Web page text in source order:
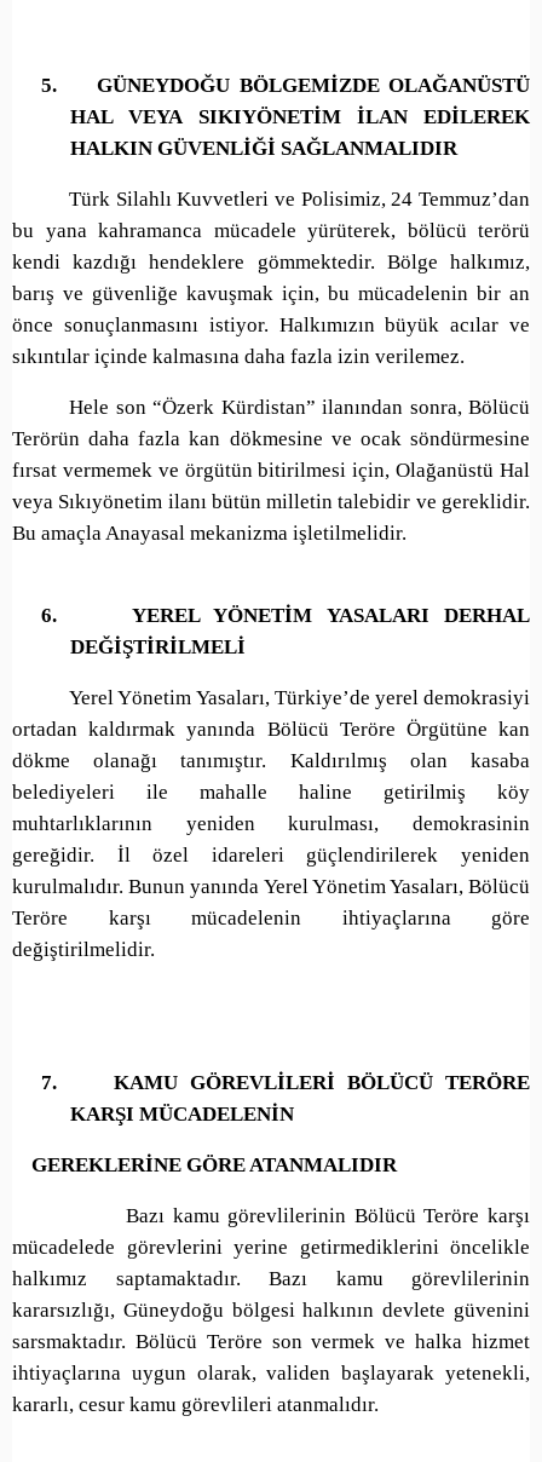
5.
GÜNEYDOĞU BÖLGEMİZDE OLAĞANÜSTÜ
HAL VEYA SIKIYÖNETİM İLAN EDİLEREK
HALKIN GÜVENLİĞİ SAĞLANMALIDIR
Türk Silahlı Kuvvetleri ve Polisimiz, 24 Temmuz’dan
bu yana kahramanca mücadele yürüterek, bölücü terörü
kendi kazdığı hendeklere gömmektedir. Bölge halkımız,
barış ve güvenliğe kavuşmak için, bu mücadelenin bir an
önce sonuçlanmasını istiyor. Halkımızın büyük acılar ve
sıkıntılar içinde kalmasına daha fazla izin verilemez.
Hele son “Özerk Kürdistan” ilanından sonra, Bölücü
Terörün daha fazla kan dökmesine ve ocak söndürmesine
fırsat vermemek ve örgütün bitirilmesi için, Olağanüstü Hal
veya Sıkıyönetim ilanı bütün milletin talebidir ve gereklidir.
Bu amaçla Anayasal mekanizma işletilmelidir.
6.
YEREL YÖNETİM YASALARI DERHAL
DEĞİŞTİRİLMELİ
Yerel Yönetim Yasaları, Türkiye’de yerel demokrasiyi
ortadan kaldırmak yanında Bölücü Teröre Örgütüne kan
dökme olanağı tanımıştır. Kaldırılmış olan kasaba
belediyeleri ile mahalle haline getirilmiş köy
muhtarlıklarının yeniden kurulması, demokrasinin
gereğidir. İl özel idareleri güçlendirilerek yeniden
kurulmalıdır. Bunun yanında Yerel Yönetim Yasaları, Bölücü
Teröre karşı mücadelenin ihtiyaçlarına göre
değiştirilmelidir.
7.
KAMU GÖREVLİLERİ BÖLÜCÜ TERÖRE
KARŞI MÜCADELENİN
GEREKLERİNE GÖRE ATANMALIDIR
Bazı kamu görevlilerinin Bölücü Teröre karşı
mücadelede görevlerini yerine getirmediklerini öncelikle
halkımız saptamaktadır. Bazı kamu görevlilerinin
kararsızlığı, Güneydoğu bölgesi halkının devlete güvenini
sarsmaktadır. Bölücü Teröre son vermek ve halka hizmet
ihtiyaçlarına uygun olarak, validen başlayarak yetenekli,
kararlı, cesur kamu görevlileri atanmalıdır.